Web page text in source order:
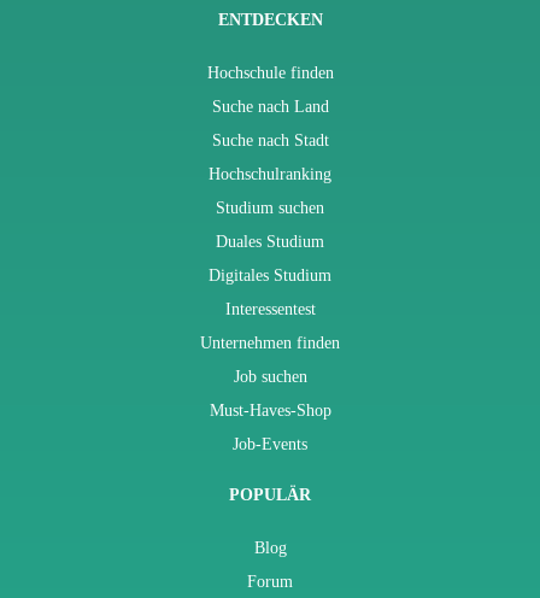
ENTDECKEN
Hochschule finden
Suche nach Land
Suche nach Stadt
Hochschulranking
Studium suchen
Duales Studium
Digitales Studium
Interessentest
Unternehmen finden
Job suchen
Must-Haves-Shop
Job-Events
POPULÄR
Blog
Forum